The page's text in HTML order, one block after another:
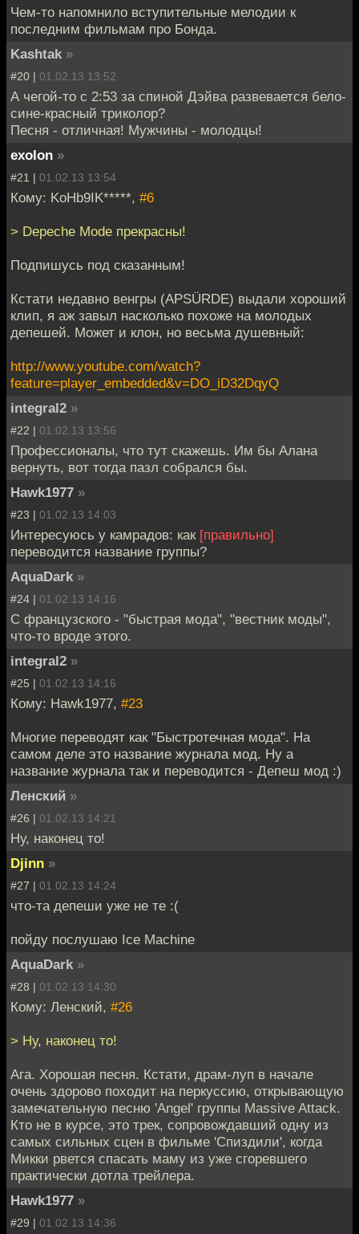
Чем-то напомнило вступительные мелодии к
последним фильмам про Бонда.
Kashtak »
#20 | 01.02.13 13:52
А чегой-то с 2:53 за спиной Дэйва развевается бело-
сине-красный триколор?
Песня - отличная! Мужчины - молодцы!
exolon »
#21 | 01.02.13 13:54
Кому: KoHb9IK*****, #6
> Depeche Mode прекрасны!
Подпишусь под сказанным!
Кстати недавно венгры (APSÜRDE) выдали хороший
клип, я аж завыл насколько похоже на молодых
депешей. Может и клон, но весьма душевный:
http://www.youtube.com/watch?
feature=player_embedded&v=DO_iD32DqyQ
integral2 »
#22 | 01.02.13 13:56
Профессионалы, что тут скажешь. Им бы Алана
вернуть, вот тогда пазл собрался бы.
Hawk1977 »
#23 | 01.02.13 14:03
Интересуюсь у камрадов: как [правильно]
переводится название группы?
AquaDark »
#24 | 01.02.13 14:16
С французского - "быстрая мода", "вестник моды",
что-то вроде этого.
integral2 »
#25 | 01.02.13 14:16
Кому: Hawk1977, #23
Многие переводят как "Быстротечная мода". На
самом деле это название журнала мод. Ну а
название журнала так и переводится - Депеш мод :)
Ленский »
#26 | 01.02.13 14:21
Ну, наконец то!
Djinn »
#27 | 01.02.13 14:24
что-та депеши уже не те :(
пойду послушаю Ice Machine
AquaDark »
#28 | 01.02.13 14:30
Кому: Ленский, #26
> Ну, наконец то!
Ага. Хорошая песня. Кстати, драм-луп в начале
очень здорово походит на перкуссию, открывающую
замечательную песню 'Angel' группы Massive Attack.
Кто не в курсе, это трек, сопровождавший одну из
самых сильных сцен в фильме 'Спиздили', когда
Микки рвется спасать маму из уже сгоревшего
практически дотла трейлера.
Hawk1977 »
#29 | 01.02.13 14:36